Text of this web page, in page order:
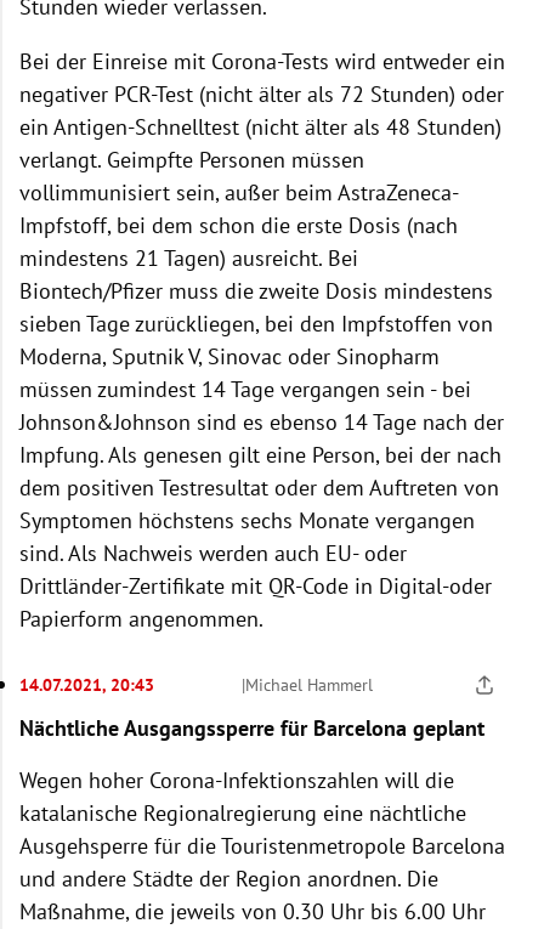
Stunden wieder verlassen.
Bei der Einreise mit Corona-Tests wird entweder ein
negativer PCR-Test (nicht älter als 72 Stunden) oder
ein Antigen-Schnelltest (nicht älter als 48 Stunden)
verlangt. Geimpfte Personen müssen
vollimmunisiert sein, außer beim AstraZeneca-
Impfstoff, bei dem schon die erste Dosis (nach
mindestens 21 Tagen) ausreicht. Bei
Biontech/Pfizer muss die zweite Dosis mindestens
sieben Tage zurückliegen, bei den Impfstoffen von
Moderna, Sputnik V, Sinovac oder Sinopharm
müssen zumindest 14 Tage vergangen sein - bei
Johnson&Johnson sind es ebenso 14 Tage nach der
Impfung. Als genesen gilt eine Person, bei der nach
dem positiven Testresultat oder dem Auftreten von
Symptomen höchstens sechs Monate vergangen
sind. Als Nachweis werden auch EU- oder
Drittländer-Zertifikate mit QR-Code in Digital-oder
Papierform angenommen.
14.07.2021, 20:43 |Michael Hammerl
Nächtliche Ausgangssperre für Barcelona geplant
Wegen hoher Corona-Infektionszahlen will die
katalanische Regionalregierung eine nächtliche
Ausgehsperre für die Touristenmetropole Barcelona
und andere Städte der Region anordnen. Die
Maßnahme, die jeweils von 0.30 Uhr bis 6.00 Uhr